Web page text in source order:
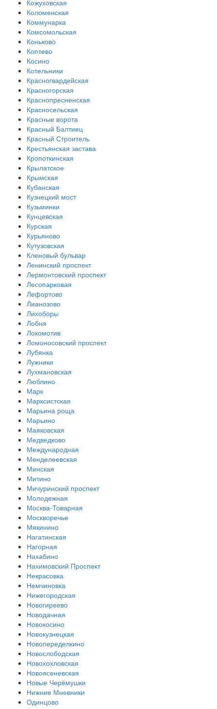
Кожуховская
Коломенская
Коммунарка
Комсомольская
Коньково
Коптево
Косино
Котельники
Красногвардейская
Красногорская
Краснопресненская
Красносельская
Красные ворота
Красный Балтиец
Красный Строитель
Крестьянская застава
Кропоткинская
Крылатское
Крымская
Кубанская
Кузнецкий мост
Кузьминки
Кунцевская
Курская
Курьяново
Кутузовская
Кленовый бульвар
Ленинский проспект
Лермонтовский проспект
Лесопарковая
Лефортово
Лианозово
Лихоборы
Лобня
Локомотив
Ломоносовский проспект
Лубянка
Лужники
Лухмановская
Люблино
Марк
Марксистская
Марьина роща
Марьино
Маяковская
Медведково
Международная
Менделеевская
Минская
Митино
Мичуринский проспект
Молодежная
Москва-Товарная
Москворечье
Мякинино
Нагатинская
Нагорная
Нахабино
Нахимовский Проспект
Некрасовка
Немчиновка
Нижегородская
Новогиреево
Новодачная
Новокосино
Новокузнецкая
Новопеределкино
Новослободская
Новохохловская
Новоясеневская
Новые Черёмушки
Нижние Мневники
Одинцово